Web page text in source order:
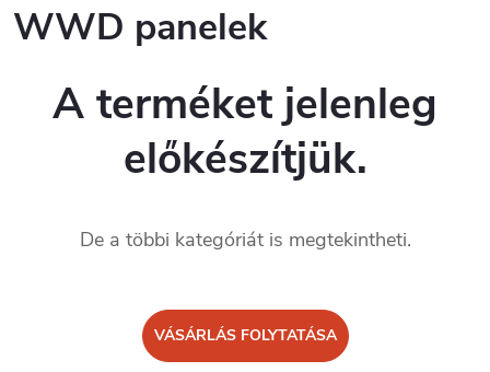
WWD panelek
A terméket jelenleg
előkészítjük.
De a többi kategóriát is megtekintheti.
VÁSÁRLÁS FOLYTATÁSA